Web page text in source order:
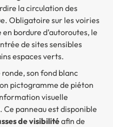
la circulation des
Obligatoire sur les voiries
bordure d’autoroutes, le
de sites sensibles
espaces verts.
son fond blanc
pictogramme de piéton
visuelle
panneau est disponible
de visibilitéafin de